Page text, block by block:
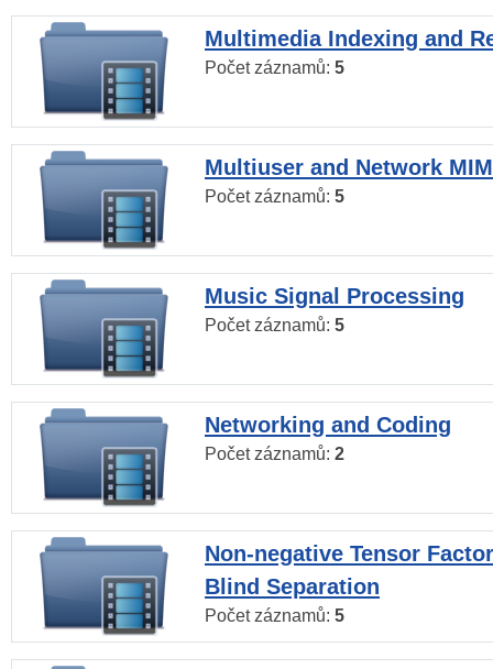
Multimedia Indexing and
Počet záznamů: 5
Multiuser and Network
Počet záznamů: 5
Music Signal Processing
Počet záznamů: 5
Networking and Coding
Počet záznamů: 2
Non-negative Tensor
Blind Separation
Počet záznamů: 5